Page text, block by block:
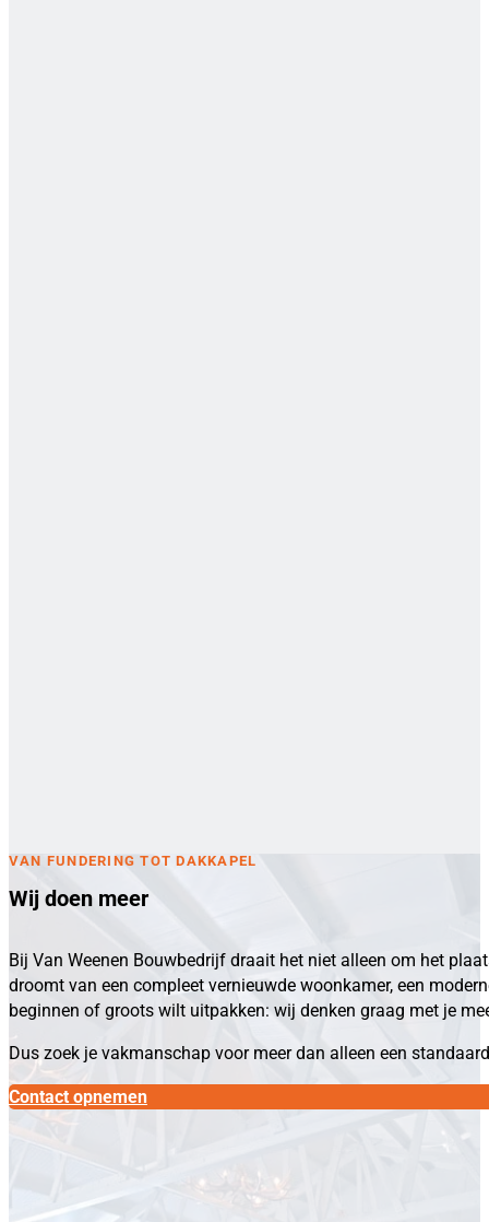
Wij doen meer
VAN FUNDERING TOT DAKKAPEL
Bij Van Weenen Bouwbedrijf draait het niet alleen om het
droomt van een compleet vernieuwde woonkamer, een
beginnen of groots wilt uitpakken: wij denken graag met je
Dus zoek je vakmanschap voor meer dan alleen een
Contact opnemen